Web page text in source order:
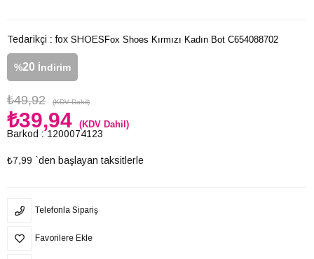
Tedarikçi : fox SHOES
%20 İndirim
₺49,92 (KDV Dahil)
₺39,94 (KDV Dahil)
Barkod : 1200074123
₺7,99 `den başlayan taksitlerle
Fox Shoes Kırmızı Kadın Bot C654088702
Telefonla Sipariş
Favorilere Ekle